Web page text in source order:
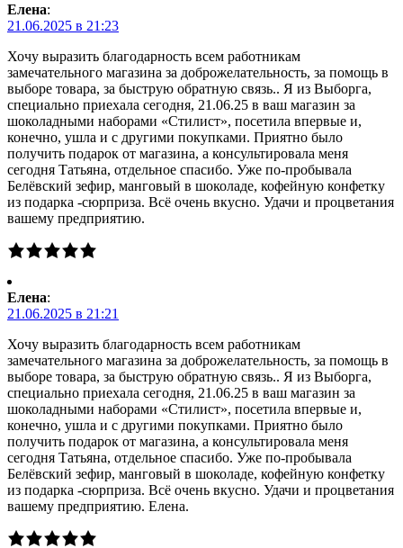
Елена:
21.06.2025 в 21:23
Хочу выразить благодарность всем работникам
замечательного магазина за доброжелательность, за помощь в
выборе товара, за быструю обратную связь.. Я из Выборга,
специально приехала сегодня, 21.06.25 в ваш магазин за
шоколадными наборами «Стилист», посетила впервые и,
конечно, ушла и с другими покупками. Приятно было
получить подарок от магазина, а консультировала меня
сегодня Татьяна, отдельное спасибо. Уже по-пробывала
Белёвский зефир, манговый в шоколаде, кофейную конфетку
из подарка -сюрприза. Всё очень вкусно. Удачи и процветания
вашему предприятию.
Елена:
21.06.2025 в 21:21
Хочу выразить благодарность всем работникам
замечательного магазина за доброжелательность, за помощь в
выборе товара, за быструю обратную связь.. Я из Выборга,
специально приехала сегодня, 21.06.25 в ваш магазин за
шоколадными наборами «Стилист», посетила впервые и,
конечно, ушла и с другими покупками. Приятно было
получить подарок от магазина, а консультировала меня
сегодня Татьяна, отдельное спасибо. Уже по-пробывала
Белёвский зефир, манговый в шоколаде, кофейную конфетку
из подарка -сюрприза. Всё очень вкусно. Удачи и процветания
вашему предприятию. Елена.